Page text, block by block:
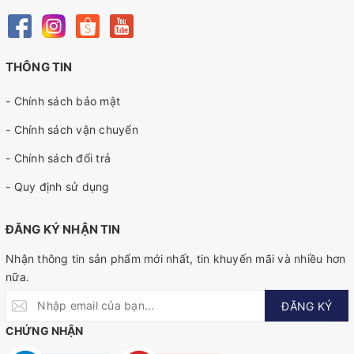
THÔNG TIN
- Chính sách bảo mật
- Chính sách vận chuyển
- Chính sách đổi trả
- Quy định sử dụng
ĐĂNG KÝ NHẬN TIN
Nhận thông tin sản phẩm mới nhất, tin khuyến mãi và nhiều hơn
nữa.
ĐĂNG KÝ
CHỨNG NHẬN